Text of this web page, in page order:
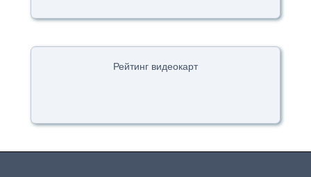
Рейтинг видеокарт